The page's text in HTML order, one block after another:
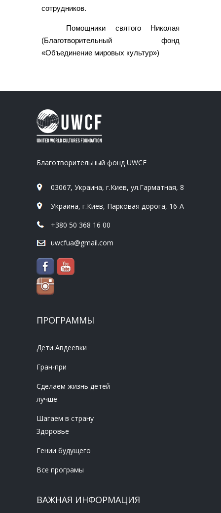
сотрудников.
Помощники святого Николая
(Благотворительный фонд
«Объединение мировых культур»)
Благотворительный фонд UWCF
03067, Украина, г.Киев, ул.Гарматная, 8
Украина, г.Киев, Парковая дорога, 16-А
+380 50 368 16 00
uwcfua@gmail.com
ПРОГРАММЫ
Дети Авдеевки
Гран-при
Сделаем жизнь детей
лучше
Шагаем в страну
Здоровье
Гении будущего
Все програмы
ВАЖНАЯ ИНФОРМАЦИЯ